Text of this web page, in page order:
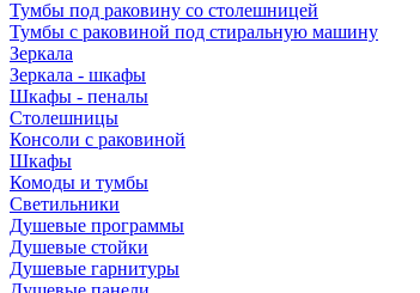
Тумбы под раковину со столешницей
Тумбы с раковиной под стиральную машину
Зеркала
Зеркала - шкафы
Шкафы - пеналы
Столешницы
Консоли с раковиной
Шкафы
Комоды и тумбы
Светильники
Душевые программы
Душевые стойки
Душевые гарнитуры